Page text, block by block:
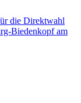
die Direktwahl
Biedenkopf am